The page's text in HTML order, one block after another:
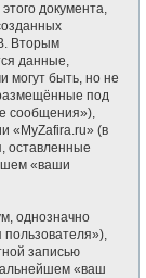
документа,
Вторым
данные,
могут быть, но не
под
сообщения»),
«MyZafira.ru» (в
оставленные
«ваши
однозначно
записью
«ваш